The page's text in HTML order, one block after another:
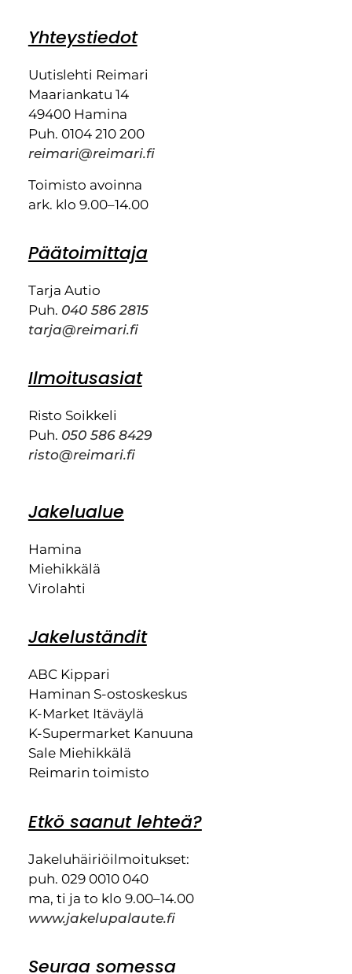
Yhteystiedot
Uutislehti Reimari
Maariankatu 14
49400 Hamina
Puh. 0104 210 200
reimari@reimari.fi
Toimisto avoinna
ark. klo 9.00–14.00
Päätoimittaja
Tarja Autio
Puh. 040 586 2815
tarja@reimari.fi
Ilmoitusasiat
Risto Soikkeli
Puh. 050 586 8429
risto@reimari.fi
Jakelualue
Hamina
Miehikkälä
Virolahti
Jakeluständit
ABC Kippari
Haminan S-ostoskeskus
K-Market Itäväylä
K-Supermarket Kanuuna
Sale Miehikkälä
Reimarin toimisto
Etkö saanut lehteä?
Jakeluhäiriöilmoitukset:
puh. 029 0010 040
ma, ti ja to klo 9.00–14.00
www.jakelupalaute.fi
Seuraa somessa